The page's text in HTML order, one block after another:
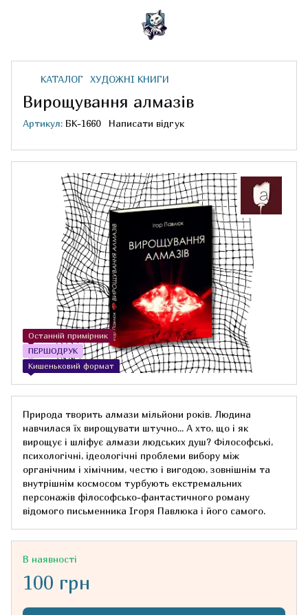
КАТАЛОГ ХУДОЖНІ КНИГИ
Вирощування алмазів
Артикул: БК-1660 Написати відгук
Останній примірник
ПЕРШОДРУК
Кишеньковий формат
Природа творить алмази мільйони років. Людина
навчилася їх вирощувати штучно... А хто, що і як
вирощує і шліфує алмази людських душ? Філософські,
психологічні, ідеологічні проблеми вибору між
органічним і хімічним, честю і вигодою, зовнішнім та
внутрішнім космосом турбують екстремальних
персонажів філософсько-фантастичного роману
відомого письменника Ігоря Павлюка і його самого.
В наявності
100 грн